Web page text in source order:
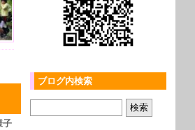
子
ブログ内検索